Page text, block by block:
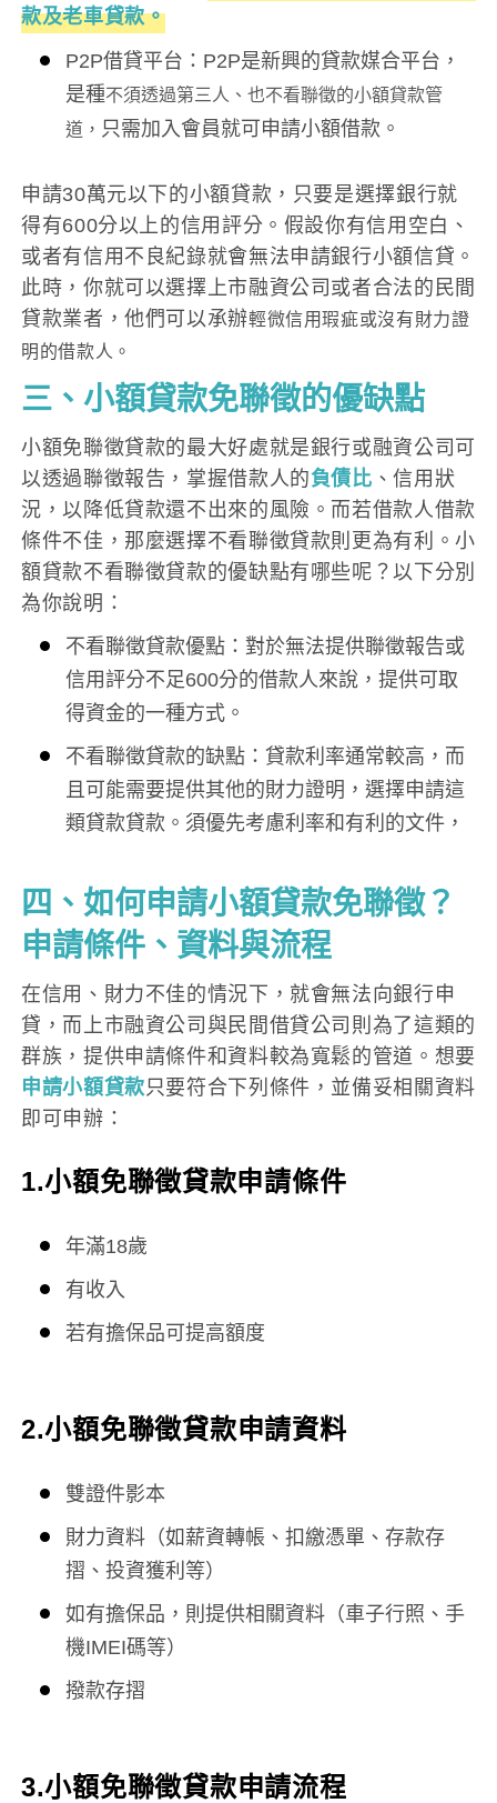
款及老車貸款。
P2P借貸平台：P2P是新興的貸款媒合平台，
是種不須透過第三人、也不看聯徵的小額貸款管
道， 只需加入會員就可申請小額借款。
申請30萬元以下的小額貸款，只要是選擇銀行就
得有600分以上的信用評分。假設你有信用空白、
或者有信用不良紀錄就會無法申請銀行小額信貸。
此時，你就可以選擇上市融資公司或者合法的民間
貸款業者，他們可以承辦輕微信用瑕疵或沒有財力證
明的借款人。
三、小額貸款免聯徵的優缺點
小額免聯徵貸款的最大好處就是銀行或融資公司可
以透過聯徵報告，掌握借款人的負債比 、信用狀
況，以降低貸款還不出來的風險。而若借款人借款
條件不佳，那麼選擇不看聯徵貸款則更為有利。小
額貸款不看聯徵貸款的優缺點有哪些呢？以下分別
為你說明：
不看聯徵貸款優點：對於無法提供聯徵報告或
信用評分不足600分的借款人來說，提供可取
得資金的一種方式。
不看聯徵貸款的缺點：貸款利率通常較高，而
且可能需要提供其他的財力證明，選擇申請這
類貸款貸款。須優先考慮利率和有利的文件，
四、如何申請小額貸款免聯徵？
申請條件、資料與流程
在信用、財力不佳的情況下，就會無法向銀行申
貸，而上市融資公司與民間借貸公司則為了這類的
群族，提供申請條件和資料較為寬鬆的管道。想要
申請小額貸款只要符合下列條件，並備妥相關資料
即可申辦：
1.小額免聯徵貸款申請條件
年滿18歲
有收入
若有擔保品可提高額度
2.小額免聯徵貸款申請資料
雙證件影本
財力資料（如薪資轉帳、扣繳憑單、存款存
摺、投資獲利等）
如有擔保品，則提供相關資料（車子行照、手
機IMEI碼等）
撥款存摺
3.小額免聯徵貸款申請流程